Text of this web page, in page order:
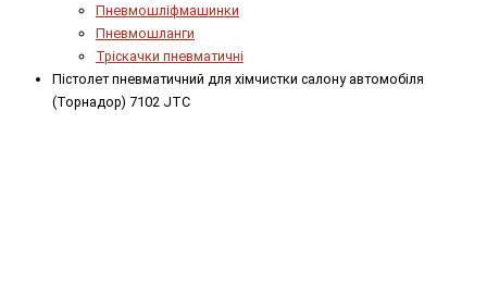
Пневмошліфмашинки
Пневмошланги
Тріскачки пневматичні
Пістолет пневматичний для хімчистки салону автомобіля
(Торнадор) 7102 JTC